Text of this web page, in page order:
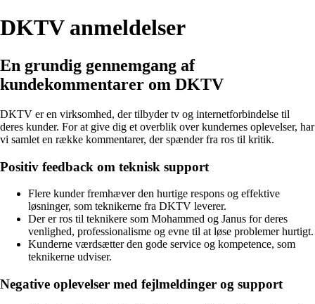
DKTV anmeldelser
En grundig gennemgang af
kundekommentarer om DKTV
DKTV er en virksomhed, der tilbyder tv og internetforbindelse til
deres kunder. For at give dig et overblik over kundernes oplevelser, har
vi samlet en række kommentarer, der spænder fra ros til kritik.
Positiv feedback om teknisk support
Flere kunder fremhæver den hurtige respons og effektive
løsninger, som teknikerne fra DKTV leverer.
Der er ros til teknikere som Mohammed og Janus for deres
venlighed, professionalisme og evne til at løse problemer hurtigt.
Kunderne værdsætter den gode service og kompetence, som
teknikerne udviser.
Negative oplevelser med fejlmeldinger og support